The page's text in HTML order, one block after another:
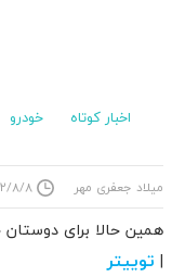
اخبار کوتاه خودرو
میلاد جعفری مهر ۱۴۰۲/۸/۸
همین حالا برای دوستان
| توییتر